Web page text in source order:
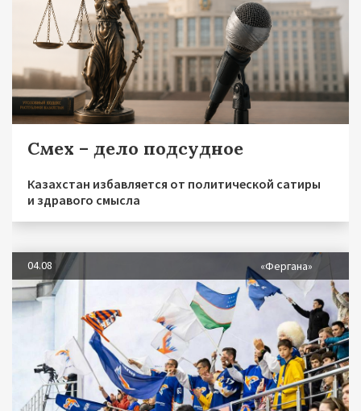
Смех – дело подсудное
Казахстан избавляется от политической сатиры
и здравого смысла
04.08 «Фергана»